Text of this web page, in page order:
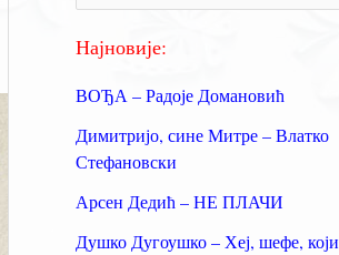
р
а
а
з
Најновије:
ВОЂА – Радоје Домановић
Димитријо, сине Митре – Влатко
Стефановски
Арсен Дедић – НЕ ПЛАЧИ
Душко Дугоушко – Хеј, шефе, који